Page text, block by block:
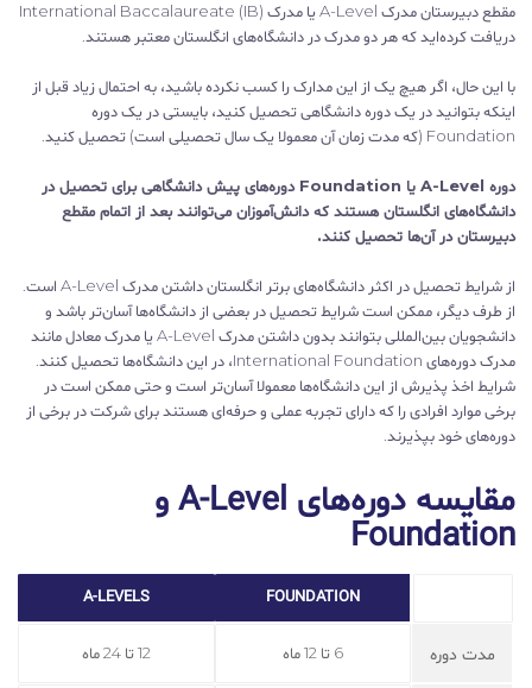
مقطع دبیرستان مدرک A-Level یا مدرک International Baccalaureate (IB)
دریافت کرده‌اید که هر دو مدرک در دانشگاه‌های انگلستان معتبر هستند.
با این حال، اگر هیچ یک از این مدارک را کسب نکرده باشید، به احتمال زیاد قبل از
اینکه بتوانید در یک دوره دانشگاهی تحصیل کنید، بایستی در یک دوره
Foundation (که مدت زمان آن معمولا یک سال تحصیلی است) تحصیل کنید.
دوره A-Level یا Foundation دوره‌های پیش‌ دانشگاهی برای تحصیل در
دانشگاه‌های انگلستان هستند که دانش‌آموزان می‌توانند بعد از اتمام مقطع
دبیرستان در آن‌ها تحصیل کنند.
از شرایط تحصیل در اکثر دانشگاه‌های برتر انگلستان داشتن مدرک A-Level است.
از طرف دیگر، ممکن است شرایط تحصیل در بعضی از دانشگاه‌ها آسان‌تر باشد و
دانشجویان بین‌المللی بتوانند بدون داشتن مدرک A-Level یا مدرک معادل مانند
مدرک دوره‌های International Foundation، در این دانشگاه‌ها تحصیل کنند.
شرایط اخذ پذیرش از این دانشگاه‌ها معمولا آسان‌تر است و حتی ممکن است در
برخی موارد افرادی را که دارای تجربه عملی و حرفه‌ای هستند برای شرکت در برخی از
دوره‌های خود بپذیرند.
مقایسه دوره‌های A-Level و
Foundation
FOUNDATION
A-LEVELS
مدت دوره 6 تا 12 ماه 12 تا 24 ماه